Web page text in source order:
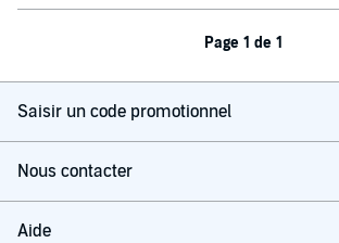
Page 1 de 1
Saisir un code promotionnel
Nous contacter
Aide